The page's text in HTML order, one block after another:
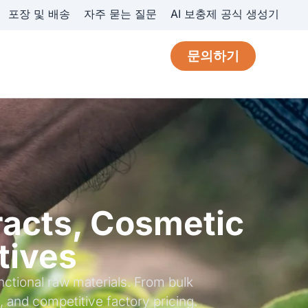
포장 및 배송 자주 묻는 질문 AI 보충제 공식 생성기
문의하기
Cosmetic
raw materials. From bulk
and competitive factory pricing.